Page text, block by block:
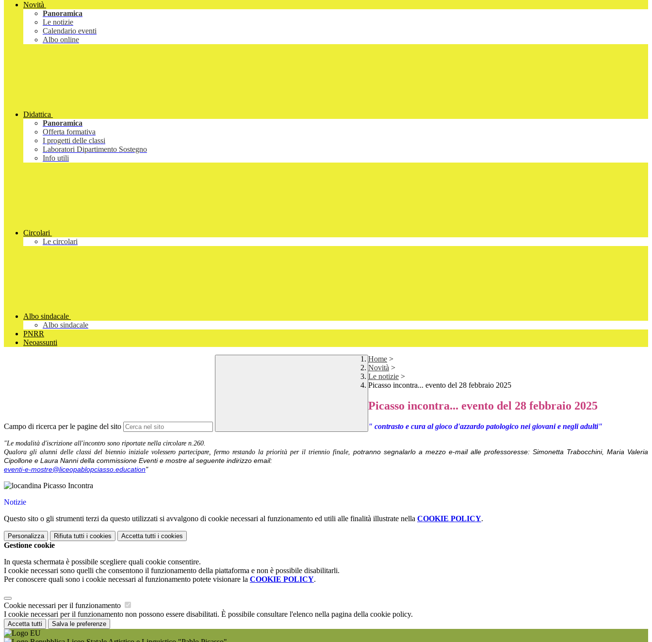
Novità
Panoramica
Le notizie
Calendario eventi
Albo online
Didattica
Panoramica
Offerta formativa
I progetti delle classi
Laboratori Dipartimento Sostegno
Info utili
Circolari
Le circolari
Albo sindacale
Albo sindacale
PNRR
Neoassunti
Campo di ricerca per le pagine del sito
Home >
Novità >
Le notizie >
Picasso incontra... evento del 28 febbraio 2025
Picasso incontra... evento del 28 febbraio 2025
" contrasto e cura al gioco d'azzardo patologico nei giovani e negli adulti"
"Le modalità d'iscrizione all'incontro sono riportate nella circolare n.260.
Qualora gli alunni delle classi del biennio iniziale volessero partecipare, fermo restando la priorità per il triennio finale , potranno segnalarlo a mezzo e-mail alle professoresse: Simonetta Trabocchini, Maria Valeria
Cipollone e Laura Nanni della commissione Eventi e mostre al seguente indirizzo email:
eventi-e-mostre@liceopablopciasso.education"
Notizie
Questo sito o gli strumenti terzi da questo utilizzati si avvalgono di cookie necessari al funzionamento ed utili alle finalità illustrate nella COOKIE POLICY.
Personalizza Rifiuta tutti i cookies Accetta tutti i cookies
Gestione cookie
In questa schermata è possibile scegliere quali cookie consentire.
I cookie necessari sono quelli che consentono il funzionamento della piattaforma e non è possibile disabilitarli.
Per conoscere quali sono i cookie necessari al funzionamento potete visionare la COOKIE POLICY.
Cookie necessari per il funzionamento
I cookie necessari per il funzionamento non possono essere disabilitati. È possibile consultare l'elenco nella pagina della cookie policy.
Accetta tutti Salva le preferenze